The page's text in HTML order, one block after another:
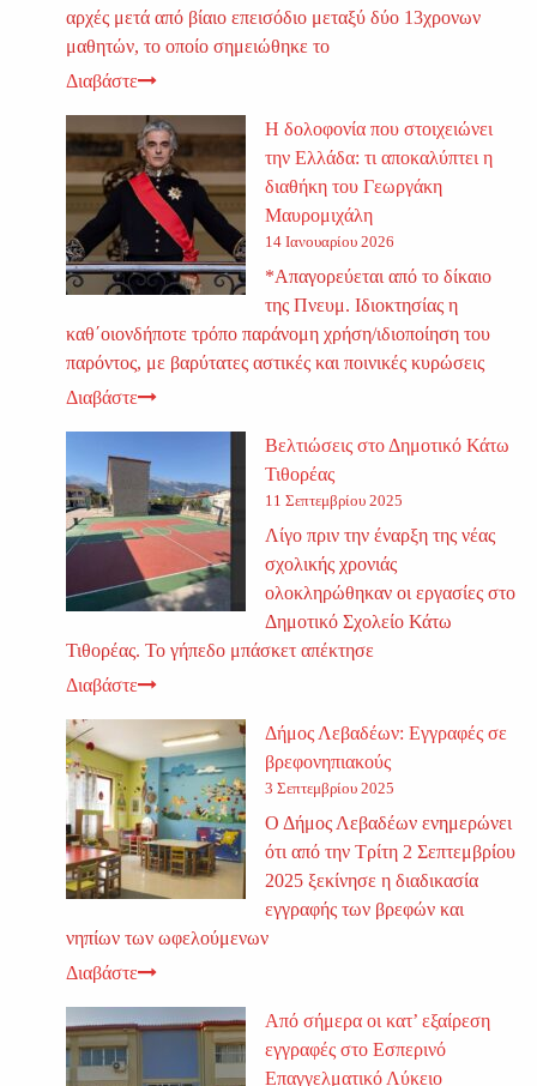
αρχές μετά από βίαιο επεισόδιο μεταξύ δύο 13χρονων
μαθητών, το οποίο σημειώθηκε το
Διαβάστε
Η δολοφονία που στοιχειώνει
την Ελλάδα: τι αποκαλύπτει η
διαθήκη του Γεωργάκη
Μαυρομιχάλη
14 Ιανουαρίου 2026
*Απαγορεύεται από το δίκαιο
της Πνευμ. Ιδιοκτησίας η
καθ΄οιονδήποτε τρόπο παράνομη χρήση/ιδιοποίηση του
παρόντος, με βαρύτατες αστικές και ποινικές κυρώσεις
Διαβάστε
Βελτιώσεις στο Δημοτικό Κάτω
Τιθορέας
11 Σεπτεμβρίου 2025
Λίγο πριν την έναρξη της νέας
σχολικής χρονιάς
ολοκληρώθηκαν οι εργασίες στο
Δημοτικό Σχολείο Κάτω
Τιθορέας. Το γήπεδο μπάσκετ απέκτησε
Διαβάστε
Δήμος Λεβαδέων: Εγγραφές σε
βρεφονηπιακούς
3 Σεπτεμβρίου 2025
Ο Δήμος Λεβαδέων ενημερώνει
ότι από την Τρίτη 2 Σεπτεμβρίου
2025 ξεκίνησε η διαδικασία
εγγραφής των βρεφών και
νηπίων των ωφελούμενων
Διαβάστε
Από σήμερα οι κατ’ εξαίρεση
εγγραφές στο Εσπερινό
Επαγγελματικό Λύκειο